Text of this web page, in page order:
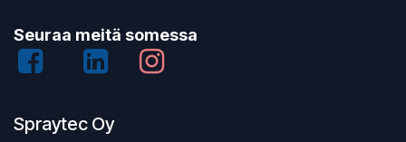
Seuraa meitä somessa
Spraytec Oy